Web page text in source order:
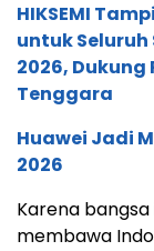
HIKSEMI
untuk Seluruh
2026, Dukung
Tenggara
Huawei Jadi
2026
Karena
membawa